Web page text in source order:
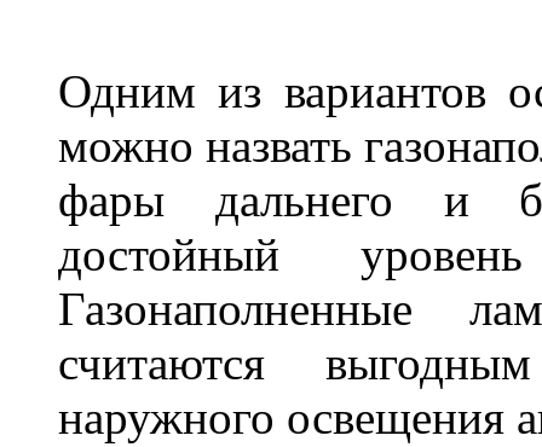
Одним из вариантов
можно назвать
фары дальнего и
достойный
Газонаполненные
считаются
наружного освещения